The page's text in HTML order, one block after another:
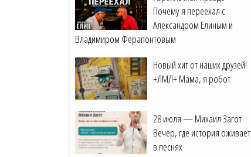
Почему я переехал с
Александром Елиным и
Владимиром Ферапонтовым
Новый хит от наших друзей!
+ЛМЛ+ Мама, я робот
28 июля — Михаил Загот
Вечер, где история оживает
в песнях